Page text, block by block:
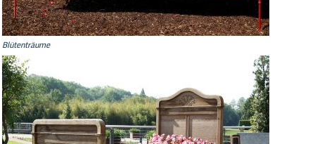
Blütenträume